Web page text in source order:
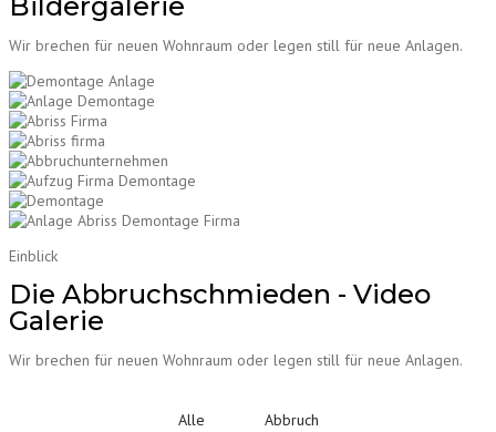
Wir brechen für neuen Wohnraum oder legen still für neue Anlagen.
Einblick
Die Abbruchschmieden - Video
Galerie
Wir brechen für neuen Wohnraum oder legen still für neue Anlagen.
Alle Abbruch